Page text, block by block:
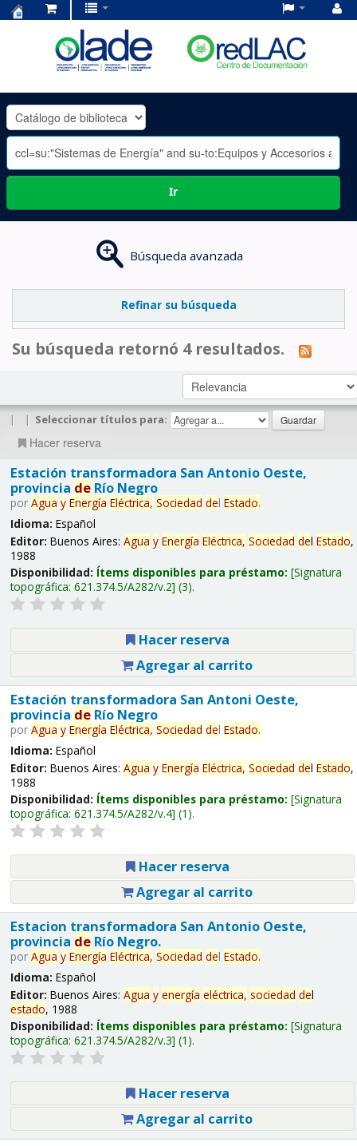
OLADE
-
Ir
Búsqueda avanzada
Refinar su búsqueda
Su búsqueda retornó 4 resultados.
| | Seleccionar títulos para:
Hacer reserva
Estación transformadora San Antonio Oeste,
provincia deRío Negro
por Agua y Energía Eléctrica, Sociedad del Estado.
Idioma: Español
Editor: Buenos Aires: Agua y Energía Eléctrica, Sociedad del Estado,
1988
Disponibilidad: Ítems disponibles para préstamo: Signatura
topográfica: 621.374.5/A282/v.2 (3).
Hacer reserva
Agregar al carrito
Estación transformadora San Antoni Oeste,
provincia deRío Negro
por Agua y Energía Eléctrica, Sociedad del Estado.
Idioma: Español
Editor: Buenos Aires: Agua y Energía Eléctrica, Sociedad del Estado,
1988
Disponibilidad: Ítems disponibles para préstamo: Signatura
topográfica: 621.374.5/A282/v.4 (1).
Hacer reserva
Agregar al carrito
Estacion transformadora San Antonio Oeste,
provincia deRío Negro.
por Agua y Energía Eléctrica, Sociedad del Estado.
Idioma: Español
Editor: Buenos Aires: Agua y energía eléctrica, sociedad del
estado, 1988
Disponibilidad: Ítems disponibles para préstamo: Signatura
topográfica: 621.374.5/A282/v.3 (1).
Hacer reserva
Agregar al carrito